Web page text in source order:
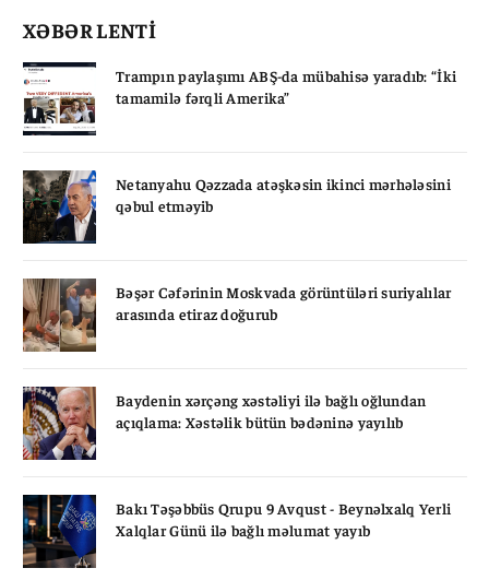
XƏBƏR LENTİ
Trampın paylaşımı ABŞ-da mübahisə yaradıb: “İki
tamamilə fərqli Amerika”
Netanyahu Qəzzada atəşkəsin ikinci mərhələsini
qəbul etməyib
Bəşər Cəfərinin Moskvada görüntüləri suriyalılar
arasında etiraz doğurub
Baydenin xərçəng xəstəliyi ilə bağlı oğlundan
açıqlama: Xəstəlik bütün bədəninə yayılıb
Bakı Təşəbbüs Qrupu 9 Avqust - Beynəlxalq Yerli
Xalqlar Günü ilə bağlı məlumat yayıb